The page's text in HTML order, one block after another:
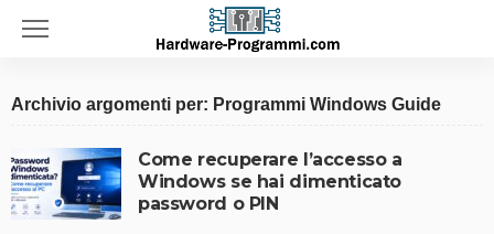
Archivio argomenti per: Programmi Windows Guide
Come recuperare l’accesso a
Windows se hai dimenticato
password o PIN